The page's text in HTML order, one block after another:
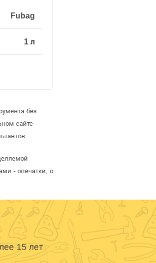
Fubag
1 л
без
сайте
- опечатки, о
15 лет